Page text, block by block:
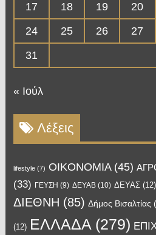
17
18 19 20
24
25 26 27
31
« Ιούλ
Λέξεις
lifestyle(7) OIKONOMIA(45)
(33) ΓΕΥΣΗ (9) ΔΕΥΑΒ(10) ΔΕΥΑΣ(12)
ΔΙΕΘΝΗ (85) Δήμος Βισαλτίας
(12) ΕΛΛΑΔΑ(279)